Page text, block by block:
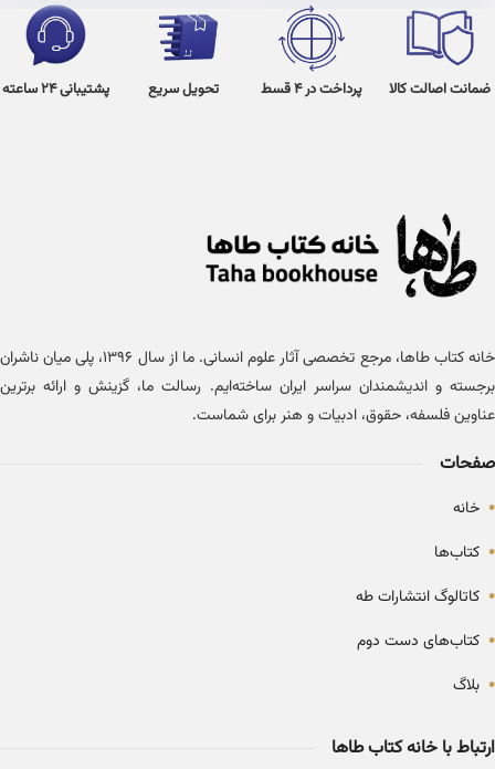
ضمانت اصالت کالا پرداخت در 4 قسط تحویل سریع پشتیبانی 24 ساعته
خانه کتاب طاها، مرجع تخصصی آثار علوم انسانی. ما از سال ۱۳۹۶، پلی میان ناشران
برجسته و اندیشمندان سراسر ایران ساخته‌ایم. رسالت ما، گزینش و ارائه برترین
عناوین فلسفه، حقوق، ادبیات و هنر برای شماست.
صفحات
• خانه
• کتاب‌ها
• کاتالوگ انتشارات طه
• کتاب‌های دست دوم
• بلاگ
ارتباط با خانه کتاب طاها